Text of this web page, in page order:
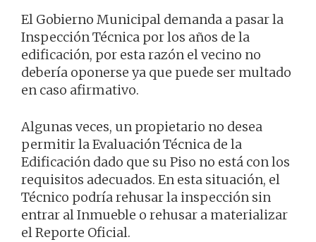
El Gobierno Municipal demanda a pasar la
Inspección Técnica por los años de la
edificación, por esta razón el vecino no
debería oponerse ya que puede ser multado
en caso afirmativo.
Algunas veces, un propietario no desea
permitir la Evaluación Técnica de la
Edificación dado que su Piso no está con los
requisitos adecuados. En esta situación, el
Técnico podría rehusar la inspección sin
entrar al Inmueble o rehusar a materializar
el Reporte Oficial.